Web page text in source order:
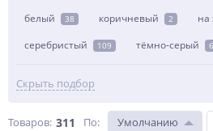
белый 38 коричневый 2 на
серебристый 109 тёмно-серый 6
Скрыть подбор
Товаров: 311 По: Умолчанию